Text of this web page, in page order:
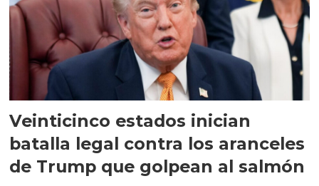
Veinticinco estados inician
batalla legal contra los aranceles
de Trump que golpean al salmón